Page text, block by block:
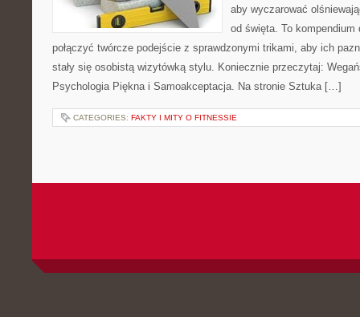
aby wyczarować
od święta. To
połączyć twórcze podejście z sprawdzonymi trikami, aby ich
stały się osobistą wizytówką stylu. Koniecznie przeczytaj:
Psychologia Piękna i Samoakceptacja. Na stronie Sztuka […]
CATEGORIES: FAKTY I MITY O FITNESSIE